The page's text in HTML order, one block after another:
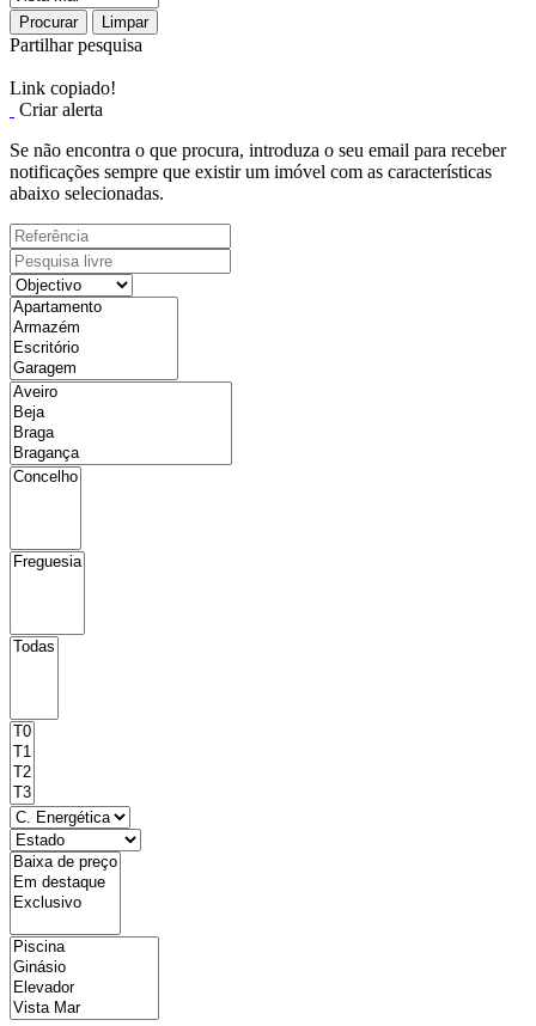
Procurar Limpar
Partilhar pesquisa
Link copiado!
Criar alerta
Se não encontra o que procura, introduza o seu email para receber
notificações sempre que existir um imóvel com as características
abaixo selecionadas.